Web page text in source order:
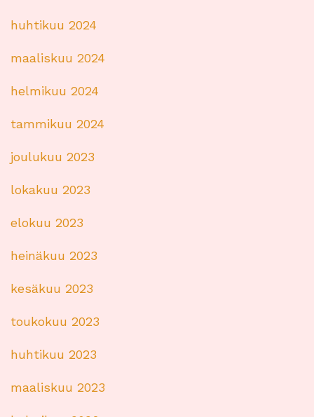
huhtikuu 2024
maaliskuu 2024
helmikuu 2024
tammikuu 2024
joulukuu 2023
lokakuu 2023
elokuu 2023
heinäkuu 2023
kesäkuu 2023
toukokuu 2023
huhtikuu 2023
maaliskuu 2023